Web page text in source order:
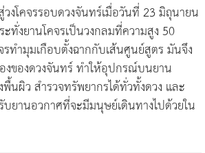
วงโคจรรอบดวงจันทร์เมื่อวันที่ 23 มิถุนายน
ทั่งยานโคจรเป็นวงกลมที่ความสูง 50
รทำมุมเกือบตั้งฉากกับเส้นศูนย์สูตร มันจึง
งของดวงจันทร์ ทำให้อุปกรณ์บนยาน
นผิว สำรวจทรัพยากรได้ทั่วทั้งดวง และ
ยานอวกาศที่จะมีมนุษย์เดินทางไปด้วยใน